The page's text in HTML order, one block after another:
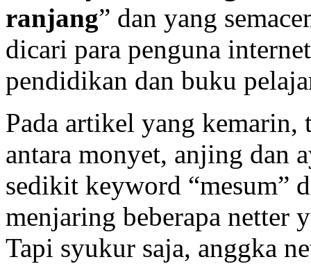
ranjang” dan yang
dicari para penguna
pendidikan dan buku
Pada artikel yang kemarin,
antara monyet, anjing dan
sedikit keyword “mesum”
menjaring beberapa netter
Tapi syukur saja, anggka